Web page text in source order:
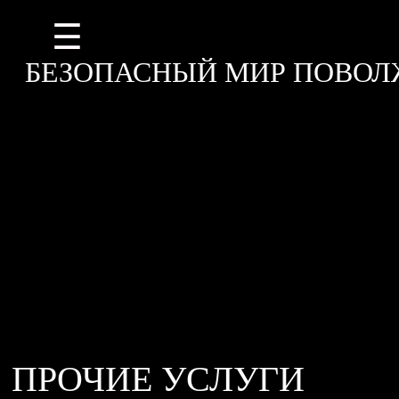
БЕЗОПАСНЫЙ МИР
ПРОЧИЕ УСЛУГИ